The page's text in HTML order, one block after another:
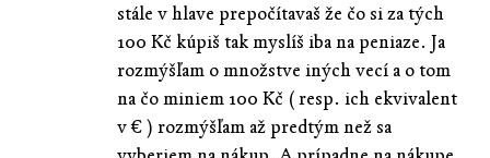
stále v hlave prepočítavaš že čo si za tých
100 Kč kúpiš tak myslíš iba na peniaze. Ja
rozmýšľam o množstve iných vecí a o tom
na čo miniem 100 Kč ( resp. ich ekvivalent
v € ) rozmýšľam až predtým než sa